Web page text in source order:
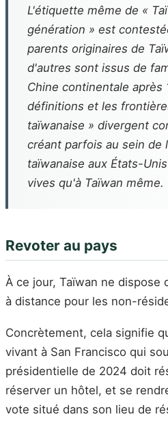
L'étiquette même de «
génération » est
parents originaires de
d'autres sont issus de
Chine continentale après
définitions et les
taïwanaise » divergent
créant parfois au sein de
taïwanaise aux États-
vives qu'à Taïwan même.
Revoter au pays
À ce jour, Taïwan ne dispose
à distance pour les non-
Concrètement, cela signifie
vivant à San Francisco qui
présidentielle de 2024 doit
réserver un hôtel, et se
vote situé dans son lieu de